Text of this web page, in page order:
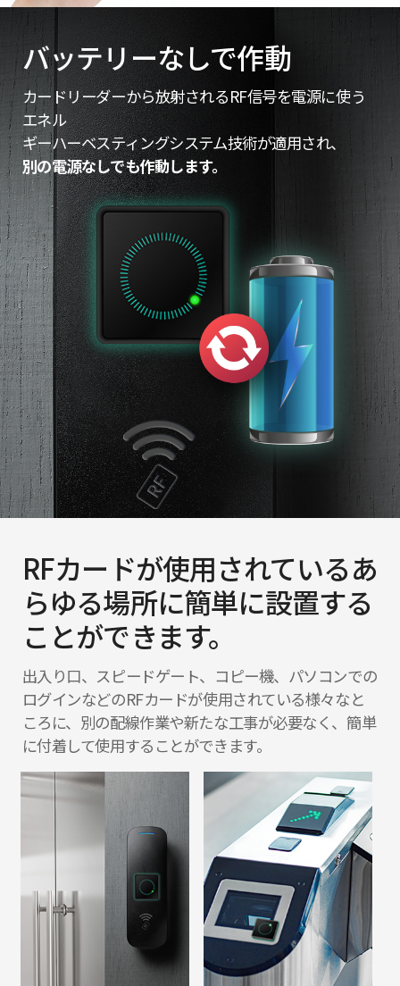
バッテリーなしで作動
カードリーダーから放射されるRF信号を電源に使う
エネル
ギーハーベスティングシステム技術が適用され、
別の電源なしでも作動します。
RFカードが使用されているあ
らゆる場所に簡単に設置する
ことができます。
出入り口、スピードゲート、コピー機、パソコンでの
ログインなどのRFカードが使用されている様々なと
ころに、別の配線作業や新たな工事が必要なく、簡単
に付着して使用することができます。